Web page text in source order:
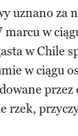
uznano za
marcu w
w Chile
w ciągu
przez
rzek,